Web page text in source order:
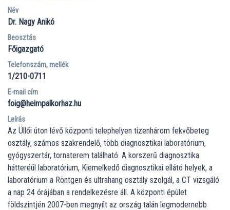
Név
Dr. Nagy Anikó
Beosztás
Főigazgató
Telefonszám, mellék
1/210-0711
E-mail cím
foig@heimpalkorhaz.hu
Leírás
Az Üllői úton lévő központi telephelyen tizenhárom fekvőbeteg
osztály, számos szakrendelő, több diagnosztikai laboratórium,
gyógyszertár, tornaterem található. A korszerű diagnosztika
hátteréül laboratórium, Kiemelkedő diagnosztikai ellátó helyek, a
laboratórium a Röntgen és ultrahang osztály szolgál, a CT vizsgáló
a nap 24 órájában a rendelkezésre áll. A központi épület
földszintjén 2007-ben megnyílt az ország talán legmodernebb